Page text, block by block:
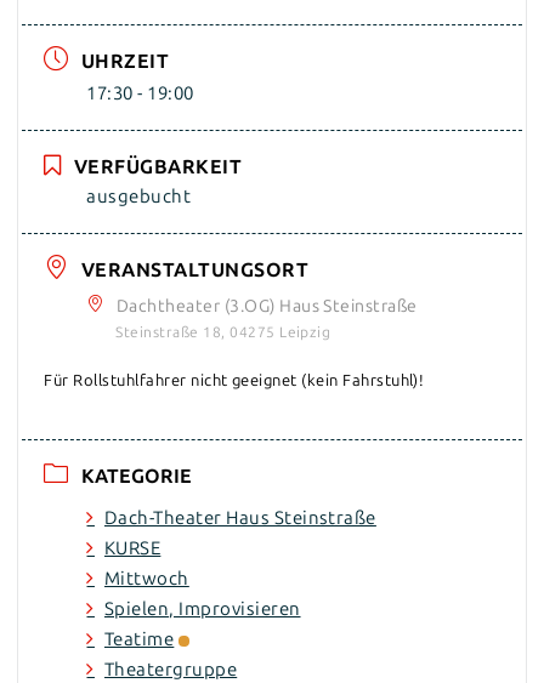
UHRZEIT
17:30 - 19:00
VERFÜGBARKEIT
ausgebucht
VERANSTALTUNGSORT
Dachtheater (3.OG) Haus Steinstraße
Steinstraße 18, 04275 Leipzig
Für Rollstuhlfahrer nicht geeignet (kein Fahrstuhl)!
KATEGORIE
Dach-Theater Haus Steinstraße
KURSE
Mittwoch
Spielen, Improvisieren
Teatime
Theatergruppe